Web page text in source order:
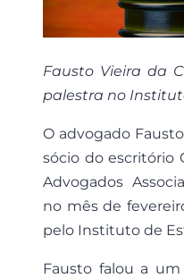
Fausto Vieira da
palestra no
O advogado
sócio do escritório
Advogados
no mês de
pelo Instituto de
Fausto falou a